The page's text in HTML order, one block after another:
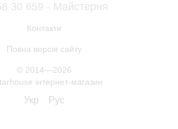
30 659 - Майстерня
Контакти
Повна версія сайту
© 2014—2026
інтернет-магазин
Укр Рус